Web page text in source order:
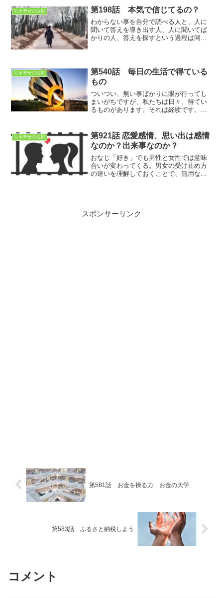
あるのです
引き寄せの法則 第198話 本気で信じてるの？
わからない事を自分で調べる人と、人に
聞いて答えを導き出す人、人に聞いてば
かりの人、答えを探すという過程は同じ
引き寄せの法則
第540話 毎日の生活で得ている
もの
ついつい、無い事ばかりに眼が行ってし
まいがちですが、私たちは日々、得てい
るものがあります。それは経験です。そ
引き寄せの法則
第921話 恋愛感情、思い出は感情
なのか？出来事なのか？
おなじ「好き」でも男性と女性では意味
合いが変わってくる。男女の受け止め方
の違いを理解しておくことで、無用なト
スポンサーリンク
第581話 お金を操る力 お金の大学
第583話 ふるさと納税しよう
コメント